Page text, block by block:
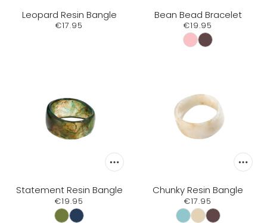
Leopard Resin Bangle
€17.95
Bean Bead Bracelet
€19.95
Statement Resin Bangle
€19.95
Chunky Resin Bangle
€17.95